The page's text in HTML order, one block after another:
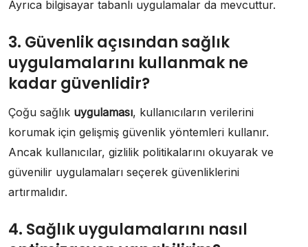
Ayrıca bilgisayar tabanlı uygulamalar da mevcuttur.
3. Güvenlik açısından sağlık
uygulamalarını kullanmak ne
kadar güvenlidir?
Çoğu sağlık uygulaması, kullanıcıların verilerini
korumak için gelişmiş güvenlik yöntemleri kullanır.
Ancak kullanıcılar, gizlilik politikalarını okuyarak ve
güvenilir uygulamaları seçerek güvenliklerini
artırmalıdır.
4. Sağlık uygulamalarını nasıl